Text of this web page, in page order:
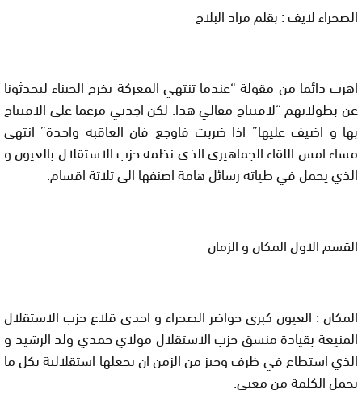
الصحراء لايف : بقلم مراد البلاح
اهرب دائما من مقولة “عندما تنتهي المعركة يخرج الجبناء ليحدثونا
عن بطولاتهم “لافتتاح مقالي هذا. لكن اجدني مرغما على الافتتاح
بها و اضيف عليها” اذا ضربت فاوجع فان العاقبة واحدة” انتهى
مساء امس اللقاء الجماهيري الذي نظمه حزب الاستقلال بالعيون و
الذي يحمل في طياته رسائل هامة اصنفها الى ثلاثة اقسام.
القسم الاول المكانو الزمان
المكان: العيون كبرى حواضر الصحراء و احدى قلاع حزب الاستقلال
المنيعة بقيادة منسق حزب الاستقلال مولاي حمدي ولد الرشيد و
الذي استطاع في ظرف وجيز من الزمن ان يجعلها استقلالية بكل ما
تحمل الكلمة من معنى.